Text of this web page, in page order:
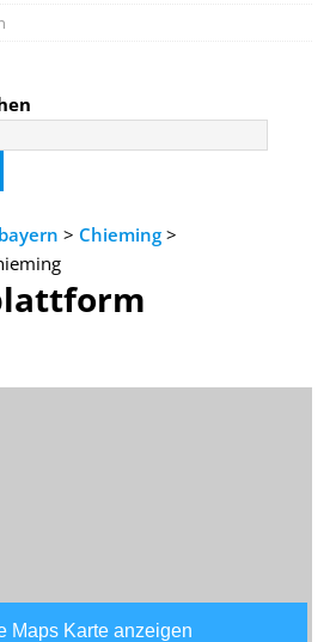
> Chieming >
Maps Karte anzeigen